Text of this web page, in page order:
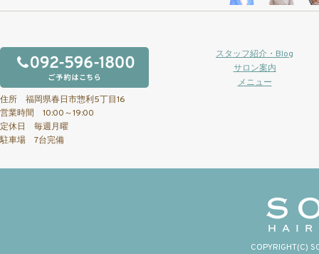
住所 福岡県春日市惣利5丁目16
営業時間 10:00～19:00
定休日 毎週月曜
駐車場 7台完備
スタッフ紹介・Blog
サロン案内
メニュー
COPYRIGHT(C)